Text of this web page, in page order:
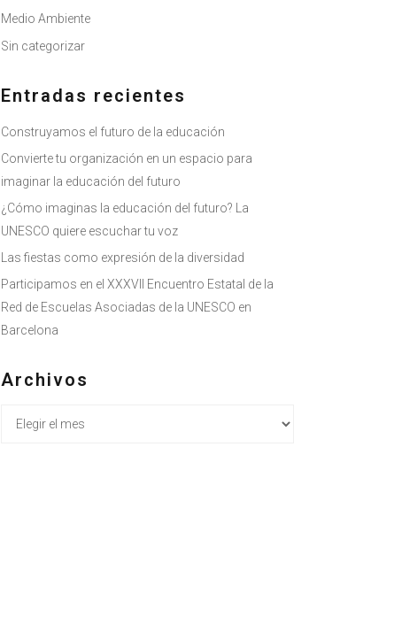
Medio Ambiente
Sin categorizar
Entradas recientes
Construyamos el futuro de la educación
Convierte tu organización en un espacio para
imaginar la educación del futuro
¿Cómo imaginas la educación del futuro? La
UNESCO quiere escuchar tu voz
Las fiestas como expresión de la diversidad
Participamos en el XXXVII Encuentro Estatal de la
Red de Escuelas Asociadas de la UNESCO en
Barcelona
Archivos
Archivos